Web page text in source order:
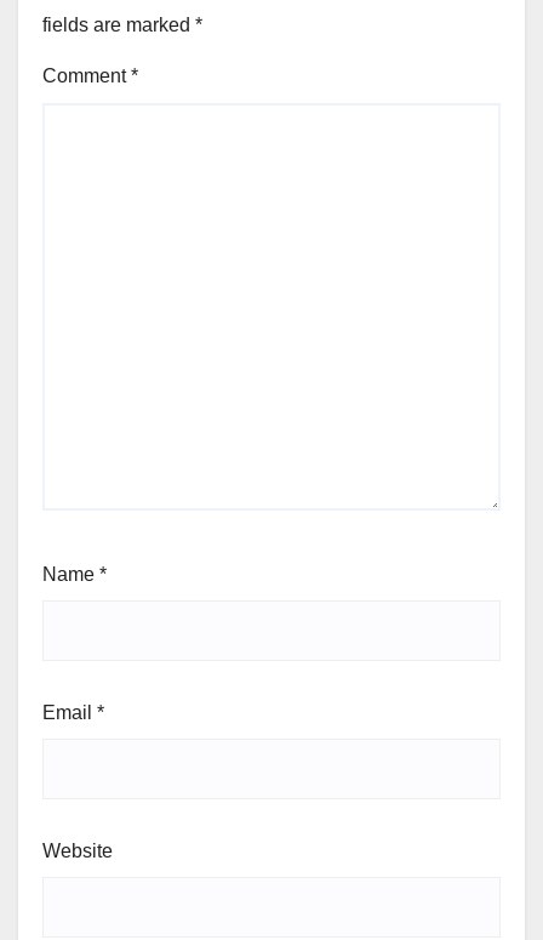
fields are marked *
Comment*
Name *
Email *
Website